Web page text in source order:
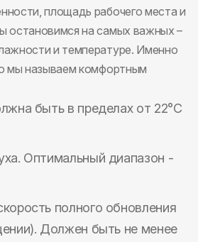
площадь рабочего места и
остановимся на самых важных –
и температуре. Именно
мы называем комфортным
быть в пределах от 22°С
Оптимальный диапазон -
полного обновления
Должен быть не менее